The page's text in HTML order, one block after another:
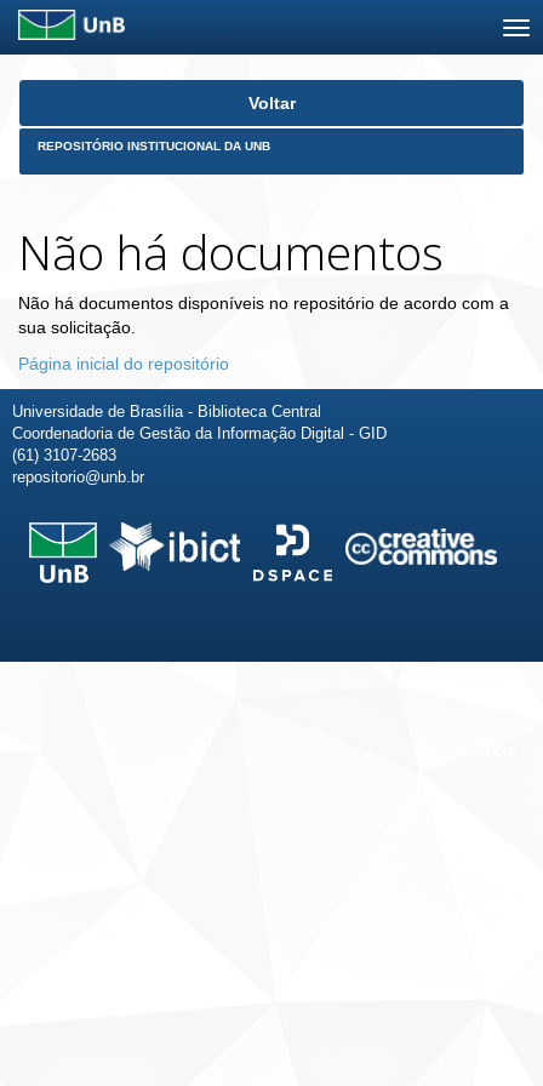
Skip
Voltar
REPOSITÓRIO INSTITUCIONAL DA UNB
Não há documentos
Não há documentos disponíveis no repositório de acordo com a
sua solicitação.
Página inicial do repositório
Universidade de Brasília - Biblioteca Central
Coordenadoria de Gestão da Informação Digital - GID
(61) 3107-2683
repositorio@unb.br